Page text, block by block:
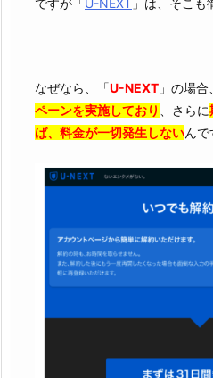
ですが「U-NEXT 」は、そこも
なぜなら、「U-NEXT 」の場合、
ペーンを実施しており
、さらに
ば、料金が一切発生しないんで